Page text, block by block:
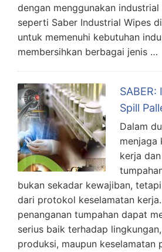
dengan menggunakan
seperti Saber Industrial Wipes
untuk memenuhi kebutuhan
membersihkan berbagai jenis …
Spill
Dalam
menjaga
kerja
bukan sekadar kewajiban,
dari protokol keselamatan
penanganan tumpahan dapat
serius baik terhadap
produksi, maupun keselamatan